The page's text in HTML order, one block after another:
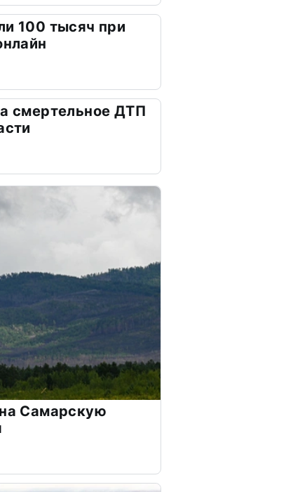
100 тысяч при
смертельное ДТП
Самарскую